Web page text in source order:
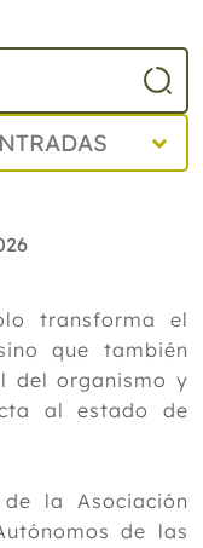
y calidad del
hormonas
transforma el
que también
del organismo y
al estado de
la Asociación
de las